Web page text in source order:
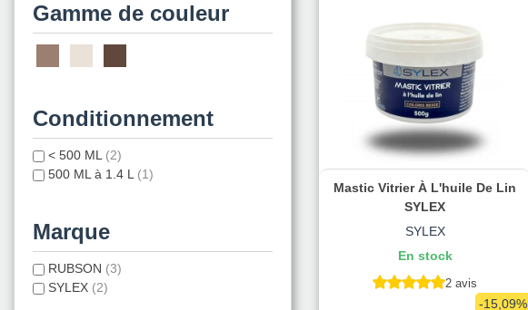
Gamme de couleur
Conditionnement
< 500 ML (2)
500 ML à 1.4 L (1)
Marque
RUBSON (3)
SYLEX (2)
Mastic Vitrier À L'huile De Lin
SYLEX
SYLEX
En stock
2 avis
-15,09%